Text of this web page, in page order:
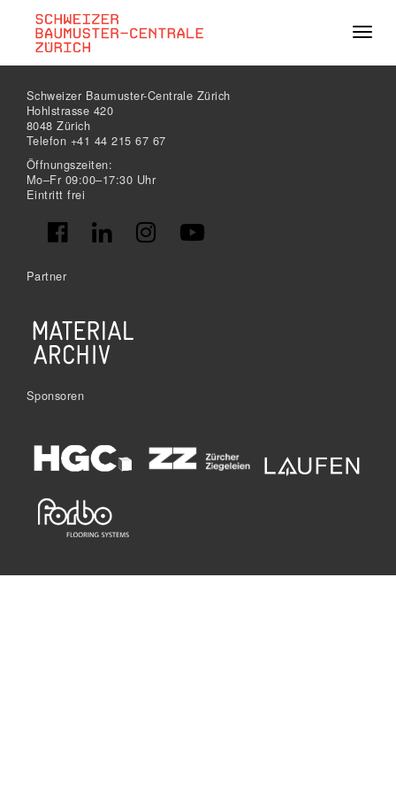
Schweizer Baumuster-Centrale Zürich
Hohlstrasse 420
8048 Zürich
Telefon +41 44 215 67 67
Öffnungszeiten:
Mo–Fr 09:00–17:30 Uhr
Eintritt frei
Partner
Sponsoren